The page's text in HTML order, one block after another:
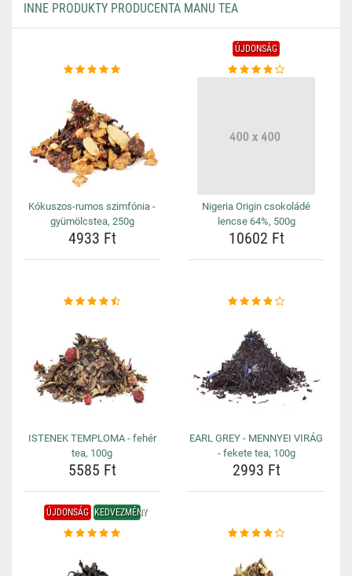
INNE PRODUKTY PRODUCENTA MANU TEA
Kókuszos-rumos szimfónia -
gyümölcstea, 250g
4933 Ft
ÚJDONSÁG
Nigeria Origin csokoládé
lencse 64%, 500g
10602 Ft
ISTENEK TEMPLOMA - fehér
tea, 100g
5585 Ft
EARL GREY - MENNYEI VIRÁG
- fekete tea, 100g
2993 Ft
ÚJDONSÁG KEDVEZMÉNY